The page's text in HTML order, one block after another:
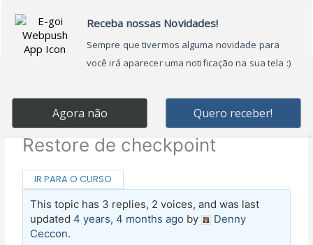
para
conteúdo
Home › Forums › Fórum Processamento de
Linguagem Natural com BERT e Python ›
Restore de checkpoint
IR PARA O CURSO
This topic has 3 replies, 2 voices, and was last
updated 4 years, 4 months ago by
Denny
Ceccon.